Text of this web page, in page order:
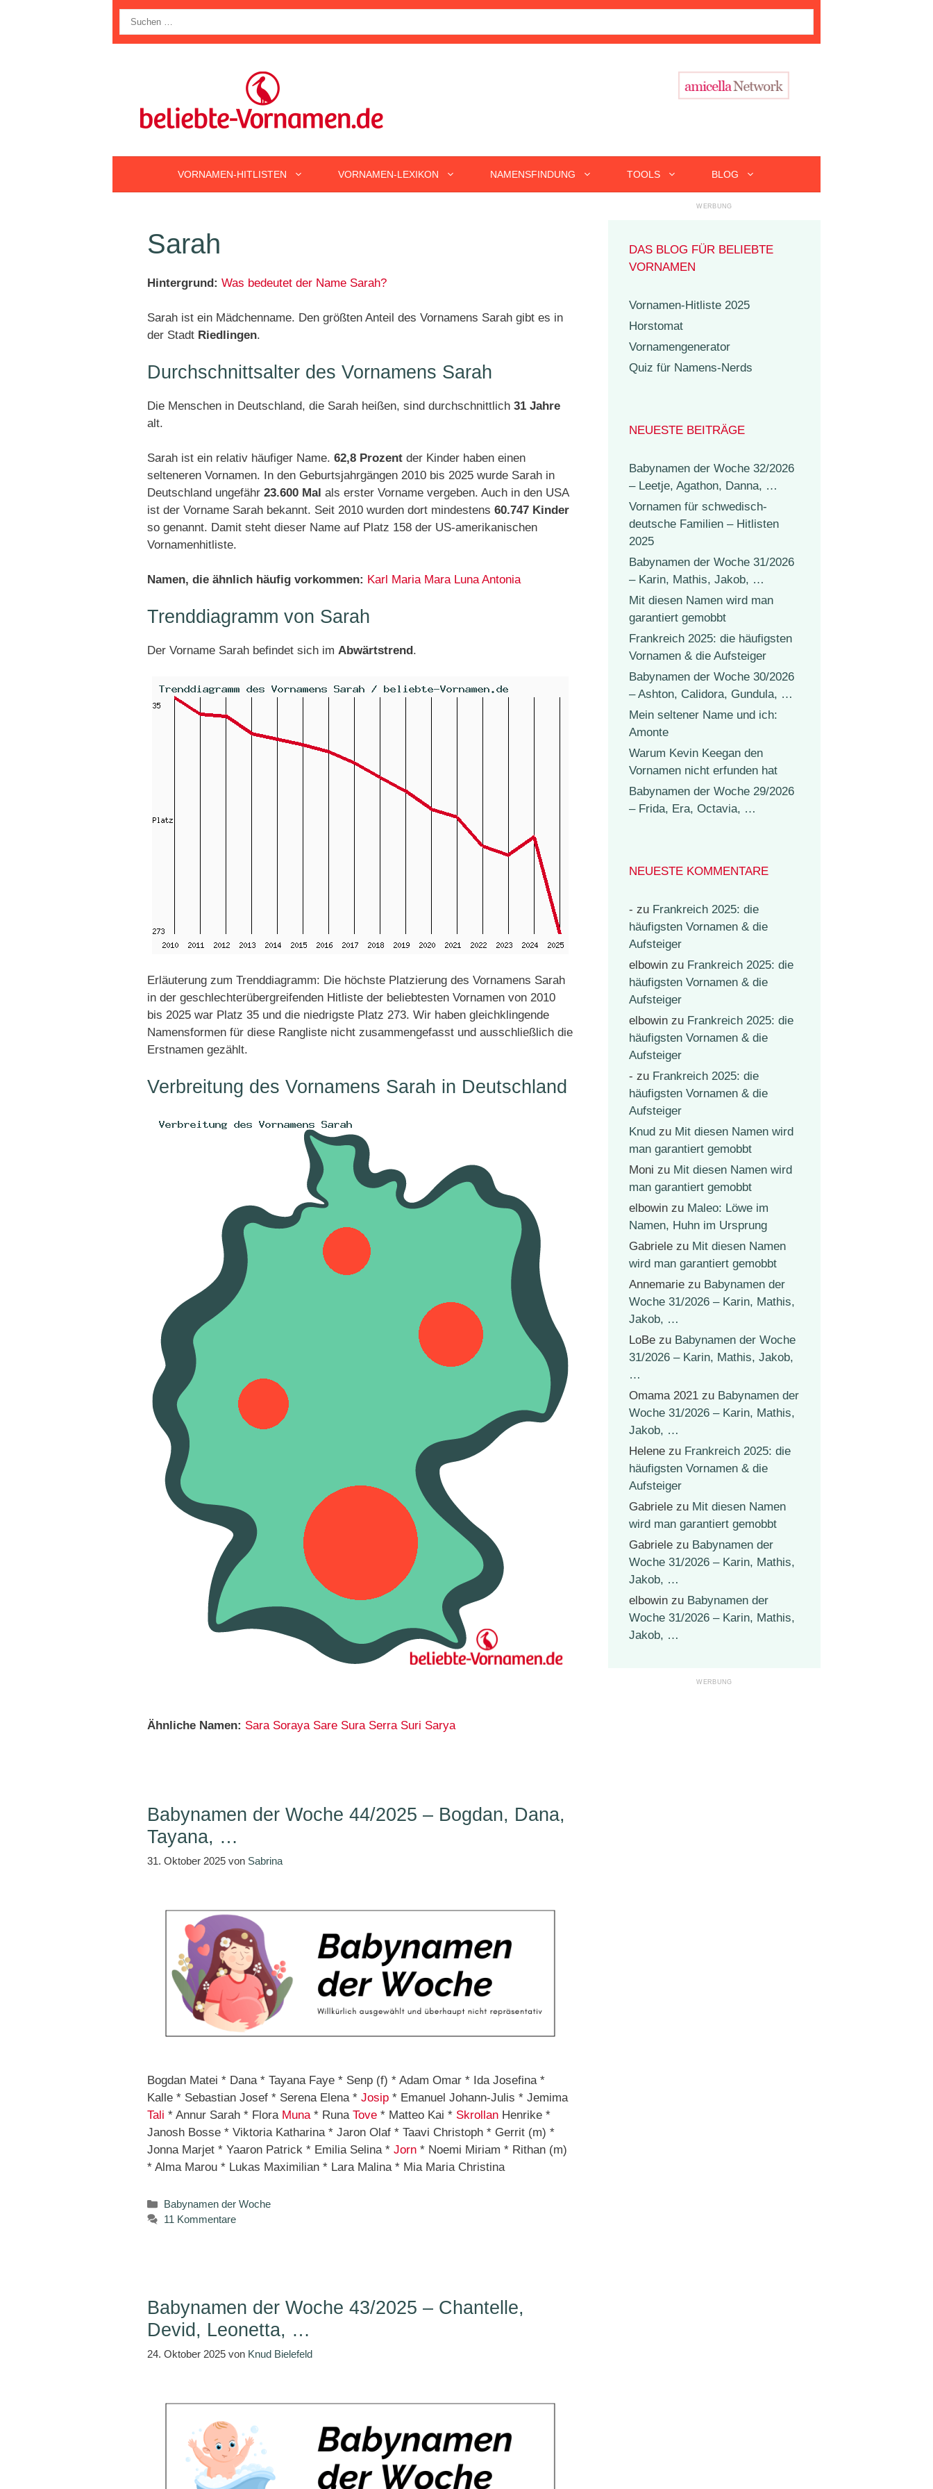
nach:
VORNAMEN-HITLISTEN VORNAMEN-LEXIKON NAMENSFINDUNG TOOLS BLOG
Sarah
Hintergrund: Was bedeutet der Name Sarah?
Sarah ist ein Mädchenname. Den größten Anteil des Vornamens Sarah gibt es in
der Stadt Riedlingen.
Durchschnittsalter des Vornamens Sarah
Die Menschen in Deutschland, die Sarah heißen, sind durchschnittlich 31 Jahre
alt.
Sarah ist ein relativ häufiger Name. 62,8 Prozent der Kinder haben einen
selteneren Vornamen. In den Geburtsjahrgängen 2010 bis 2025 wurde Sarah in
Deutschland ungefähr 23.600 Mal als erster Vorname vergeben. Auch in den USA
ist der Vorname Sarah bekannt. Seit 2010 wurden dort mindestens 60.747 Kinder
so genannt. Damit steht dieser Name auf Platz 158 der US-amerikanischen
Vornamenhitliste.
Namen, die ähnlich häufig vorkommen: Karl Maria Mara Luna Antonia
Trenddiagramm von Sarah
Der Vorname Sarah befindet sich im Abwärtstrend.
Erläuterung zum Trenddiagramm: Die höchste Platzierung des Vornamens Sarah
in der geschlechterübergreifenden Hitliste der beliebtesten Vornamen von 2010
bis 2025 war Platz 35 und die niedrigste Platz 273. Wir haben gleichklingende
Namensformen für diese Rangliste nicht zusammengefasst und ausschließlich die
Erstnamen gezählt.
Verbreitung des Vornamens Sarah in Deutschland
Ähnliche Namen: Sara Soraya Sare Sura Serra Suri Sarya
Babynamen der Woche 44/2025 – Bogdan, Dana,
Tayana, …
31. Oktober 2025 von Sabrina
Bogdan Matei * Dana * Tayana Faye * Senp (f) * Adam Omar * Ida Josefina *
Kalle * Sebastian Josef * Serena Elena * Josip * Emanuel Johann-Julis * Jemima
Tali * Annur Sarah * Flora Muna* Runa Tove * Matteo Kai * Skrollan Henrike *
Janosh Bosse * Viktoria Katharina * Jaron Olaf * Taavi Christoph * Gerrit (m) *
Jonna Marjet * Yaaron Patrick * Emilia Selina * Jorn * Noemi Miriam * Rithan (m)
* Alma Marou * Lukas Maximilian * Lara Malina * Mia Maria Christina
Kategorien
Babynamen der Woche
11 Kommentare
Babynamen der Woche 43/2025 – Chantelle,
Devid, Leonetta, …
24. Oktober 2025 von Knud Bielefeld
DAS BLOG FÜR BELIEBTE
VORNAMEN
Vornamen-Hitliste 2025
Horstomat
Vornamengenerator
Quiz für Namens-Nerds
NEUESTE BEITRÄGE
Babynamen der Woche 32/2026
– Leetje, Agathon, Danna, …
Vornamen für schwedisch-
deutsche Familien – Hitlisten
2025
Babynamen der Woche 31/2026
– Karin, Mathis, Jakob, …
Mit diesen Namen wird man
garantiert gemobbt
Frankreich 2025: die häufigsten
Vornamen & die Aufsteiger
Babynamen der Woche 30/2026
– Ashton, Calidora, Gundula, …
Mein seltener Name und ich:
Amonte
Warum Kevin Keegan den
Vornamen nicht erfunden hat
Babynamen der Woche 29/2026
– Frida, Era, Octavia, …
NEUESTE KOMMENTARE
- zu Frankreich 2025: die
häufigsten Vornamen & die
Aufsteiger
elbowin zu Frankreich 2025: die
häufigsten Vornamen & die
Aufsteiger
elbowin zu Frankreich 2025: die
häufigsten Vornamen & die
Aufsteiger
- zu Frankreich 2025: die
häufigsten Vornamen & die
Aufsteiger
Knud zu Mit diesen Namen wird
man garantiert gemobbt
Moni zu Mit diesen Namen wird
man garantiert gemobbt
elbowin zu Maleo: Löwe im
Namen, Huhn im Ursprung
Gabriele zu Mit diesen Namen
wird man garantiert gemobbt
Annemarie zu Babynamen der
Woche 31/2026 – Karin, Mathis,
Jakob, …
LoBe zu Babynamen der Woche
31/2026 – Karin, Mathis, Jakob,
…
Omama 2021 zu Babynamen der
Woche 31/2026 – Karin, Mathis,
Jakob, …
Helene zu Frankreich 2025: die
häufigsten Vornamen & die
Aufsteiger
Gabriele zu Mit diesen Namen
wird man garantiert gemobbt
Gabriele zu Babynamen der
Woche 31/2026 – Karin, Mathis,
Jakob, …
elbowin zu Babynamen der
Woche 31/2026 – Karin, Mathis,
Jakob, …